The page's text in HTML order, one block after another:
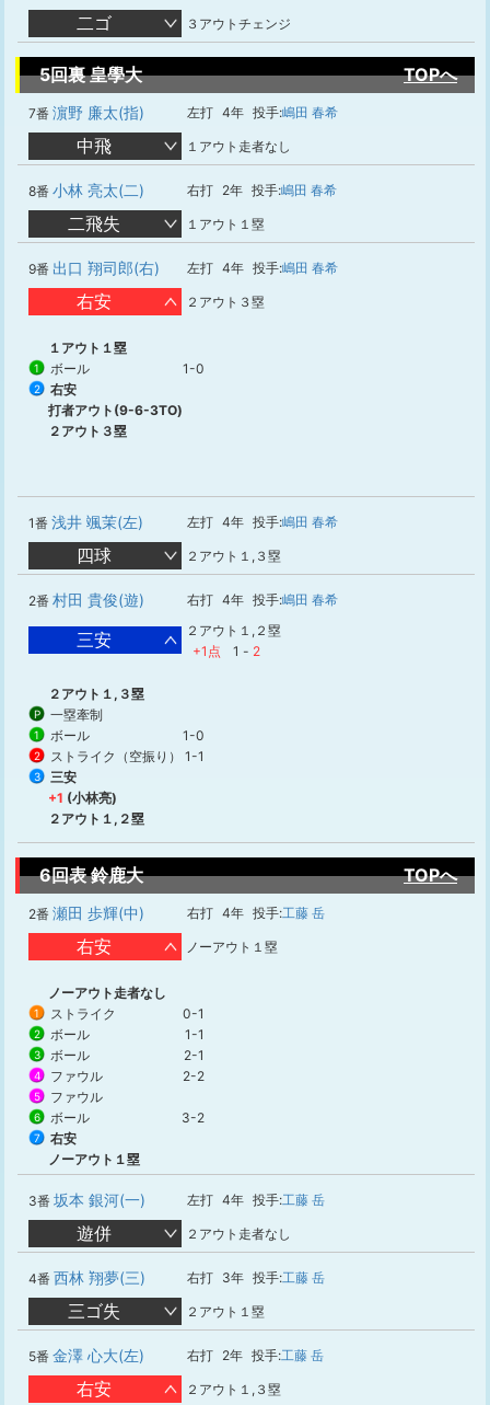
二ゴ ３アウトチェンジ
5回裏 皇學大 TOPへ
7番 濵野 廉太(指) 左打 4年 投手:嶋田 春希
中飛 １アウト走者なし
8番 小林 亮太(二) 右打 2年 投手:嶋田 春希
二飛失 １アウト１塁
9番 出口 翔司郎(右) 左打 4年 投手:嶋田 春希
右安 ２アウト３塁
１アウト１塁
1 ボール 1-0
2
右安
打者アウト(9-6-3TO)
２アウト３塁
1番 浅井 颯茉(左) 左打 4年 投手:嶋田 春希
四球 ２アウト１,３塁
2番 村田 貴俊(遊) 右打 4年 投手:嶋田 春希
三安
２アウト１,２塁
+1点
1 - 2
２アウト１,３塁
P 一塁牽制
1 ボール 1-0
2 ストライク（空振り） 1-1
3
三安
+1 (小林亮)
２アウト１,２塁
6回表 鈴鹿大 TOPへ
2番 瀬田 歩輝(中) 右打 4年 投手:工藤 岳
右安 ノーアウト１塁
ノーアウト走者なし
1 ストライク 0-1
2 ボール 1-1
3 ボール 2-1
4 ファウル 2-2
5 ファウル
6 ボール 3-2
7
右安
ノーアウト１塁
3番 坂本 銀河(一) 左打 4年 投手:工藤 岳
遊併 ２アウト走者なし
4番 西林 翔夢(三) 右打 3年 投手:工藤 岳
三ゴ失 ２アウト１塁
5番 金澤 心大(左) 右打 2年 投手:工藤 岳
右安 ２アウト１,３塁